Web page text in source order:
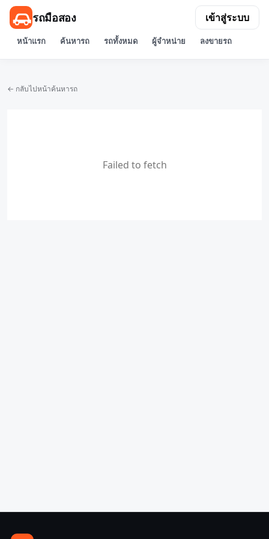
รถมือสอง
หน้าแรก ค้นหารถ รถทั้งหมด ผู้จำหน่าย ลงขายรถ
เข้าสู่ระบบ
← กลับไปหน้าค้นหารถ
Failed to fetch